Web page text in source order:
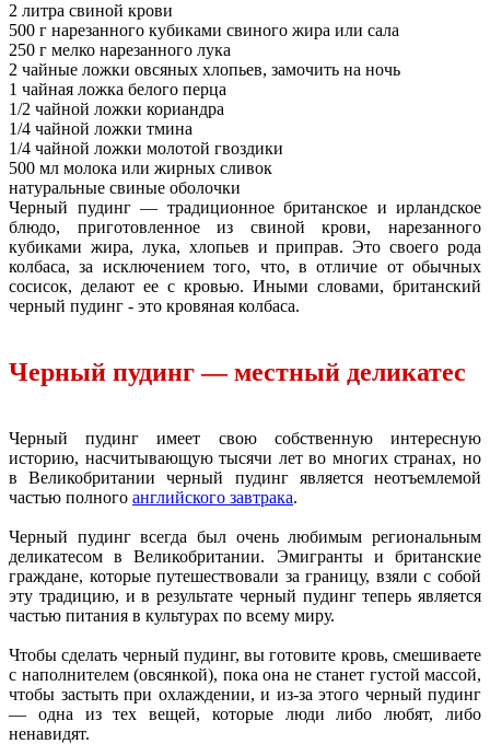
2 литра свиной крови
500 г нарезанного кубиками свиного жира или сала
250 г мелко нарезанного лука
2 чайные ложки овсяных хлопьев, замочить на ночь
1 чайная ложка белого перца
1/2 чайной ложки кориандра
1/4 чайной ложки тмина
1/4 чайной ложки молотой гвоздики
500 мл молока или жирных сливок
натуральные свиные оболочки
Черный пудинг — традиционное британское и ирландское
блюдо, приготовленное из свиной крови, нарезанного
кубиками жира, лука, хлопьев и приправ. Это своего рода
колбаса, за исключением того, что, в отличие от обычных
сосисок, делают ее с кровью. Иными словами, британский
черный пудинг - это кровяная колбаса.
Черный пудинг — местный деликатес
Черный пудинг имеет свою собственную интересную
историю, насчитывающую тысячи лет во многих странах, но
в Великобритании черный пудинг является неотъемлемой
частью полного английского завтрака.
Черный пудинг всегда был очень любимым региональным
деликатесом в Великобритании. Эмигранты и британские
граждане, которые путешествовали за границу, взяли с собой
эту традицию, и в результате черный пудинг теперь является
частью питания в культурах по всему миру.
Чтобы сделать черный пудинг, вы готовите кровь, смешиваете
с наполнителем (овсянкой), пока она не станет густой массой,
чтобы застыть при охлаждении, и из-за этого черный пудинг
— одна из тех вещей, которые люди либо любят, либо
ненавидят.